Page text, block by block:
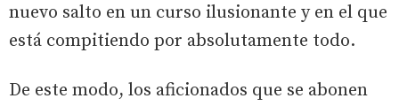
nuevo salto en un curso ilusionante y en el que
está compitiendo por absolutamente todo.
De este modo, los aficionados que se abonen